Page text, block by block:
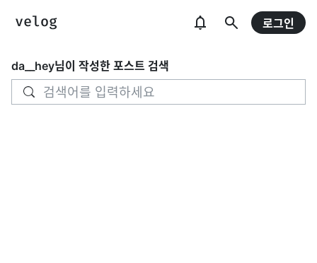
로그인
da__hey님이 작성한 포스트 검색